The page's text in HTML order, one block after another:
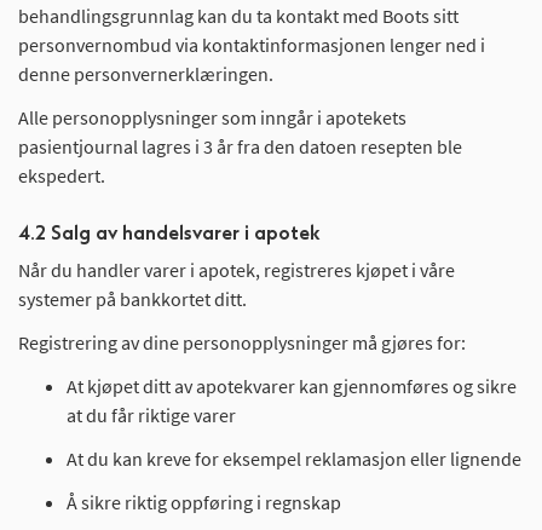
behandlingsgrunnlag kan du ta kontakt med Boots sitt
personvernombud via kontaktinformasjonen lenger ned i
denne personvernerklæringen.
Alle personopplysninger som inngår i apotekets
pasientjournal lagres i 3 år fra den datoen resepten ble
ekspedert.
4.2 Salg av handelsvarer i apotek
Når du handler varer i apotek, registreres kjøpet i våre
systemer på bankkortet ditt.
Registrering av dine personopplysninger må gjøres for:
At kjøpet ditt av apotekvarer kan gjennomføres og sikre
at du får riktige varer
At du kan kreve for eksempel reklamasjon eller lignende
Å sikre riktig oppføring i regnskap